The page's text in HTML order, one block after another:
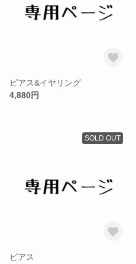
ピアス&イヤリング
4,880円
SOLD OUT
ピアス